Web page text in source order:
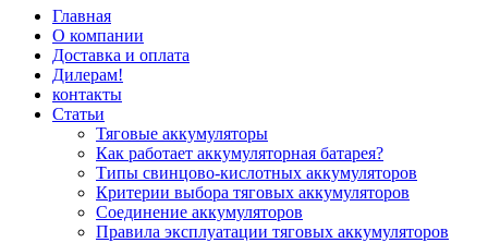
Главная
О компании
Доставка и оплата
Дилерам!
контакты
Статьи
Тяговые аккумуляторы
Как работает аккумуляторная батарея?
Типы свинцово-кислотных аккумуляторов
Критерии выбора тяговых аккумуляторов
Соединение аккумуляторов
Правила эксплуатации тяговых аккумуляторов